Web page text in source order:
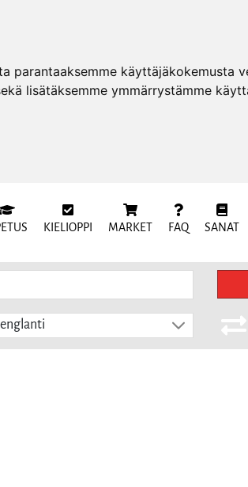
parantaaksemme käyttäjäkokemusta
lisätäksemme ymmärrystämme
KIELIOPPI MARKET FAQ SANAT
englanti